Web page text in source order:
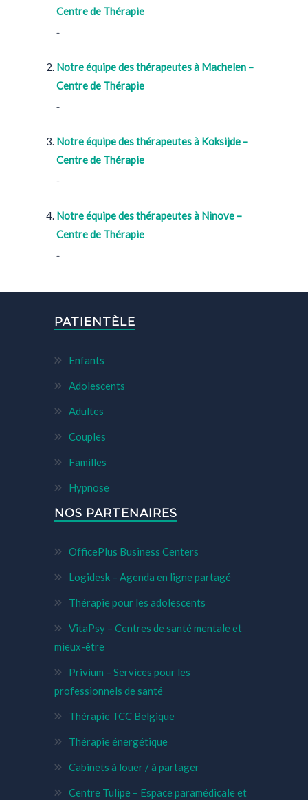
Centre de Thérapie
Notre équipe des thérapeutes à Machelen –
Centre de Thérapie
Notre équipe des thérapeutes à Koksijde –
Centre de Thérapie
Notre équipe des thérapeutes à Ninove –
Centre de Thérapie
PATIENTÈLE
Enfants
Adolescents
Adultes
Couples
Familles
Hypnose
NOS PARTENAIRES
OfficePlus Business Centers
Logidesk – Agenda en ligne partagé
Thérapie pour les adolescents
VitaPsy – Centres de santé mentale et
mieux-être
Privium – Services pour les
professionnels de santé
Thérapie TCC Belgique
Thérapie énergétique
Cabinets à louer / à partager
Centre Tulipe – Espace paramédicale et